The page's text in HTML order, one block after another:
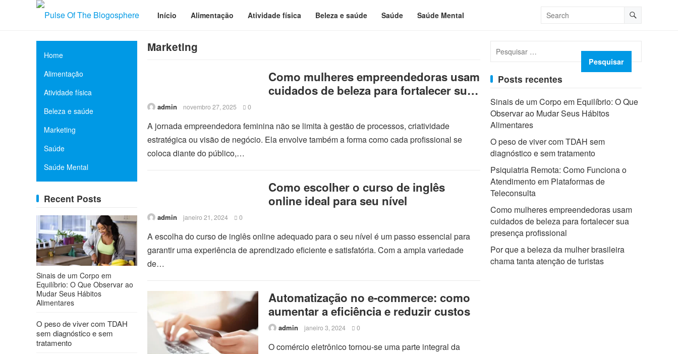
Início Alimentação Atividade física Beleza e saúde Saúde Saúde Mental
Marketing
Como mulheres empreendedoras usam
cuidados de beleza para fortalecer sua
admin novembro 27, 2025 0
A jornada empreendedora feminina não se limita à gestão de processos, criatividade
estratégica ou visão de negócio. Ela envolve também a forma como cada profissional se
coloca diante do público,…
Como escolher o curso de inglês
online ideal para seu nível
admin janeiro 21, 2024 0
A escolha do curso de inglês online adequado para o seu nível é um passo essencial para
garantir uma experiência de aprendizado eficiente e satisfatória. Com a ampla variedade
de…
Automatização no e-commerce: como
aumentar a eficiência e reduzir custos
admin janeiro 3, 2024 0
O comércio eletrônico tornou-se uma parte integral da
por:
Posts recentes
Sinais de um Corpo em Equilíbrio: O Que
Observar ao Mudar Seus Hábitos
Alimentares
O peso de viver com TDAH sem
diagnóstico e sem tratamento
Psiquiatria Remota: Como Funciona o
Atendimento em Plataformas de
Teleconsulta
Como mulheres empreendedoras usam
cuidados de beleza para fortalecer sua
presença profissional
Por que a beleza da mulher brasileira
chama tanta atenção de turistas
Home
Alimentação
Atividade física
Beleza e saúde
Marketing
Saúde
Saúde Mental
Recent Posts
Sinais de um Corpo em
Equilíbrio: O Que Observar ao
Mudar Seus Hábitos
Alimentares
O peso de viver com TDAH
sem diagnóstico e sem
tratamento